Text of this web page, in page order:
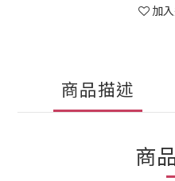
加
商品描述
商